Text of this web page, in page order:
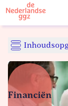
Spring naar
Financiën